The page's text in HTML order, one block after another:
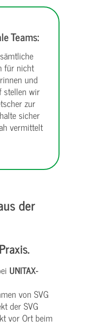
Teams:
für nicht
und
stellen wir
zur
sicher
vermittelt
der
UNITAX-
von SVG
der SVG
vor Ort beim